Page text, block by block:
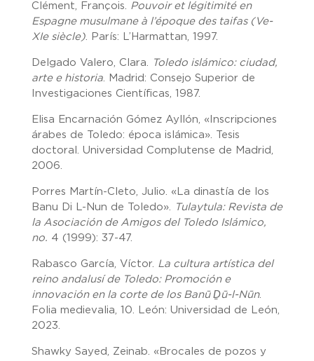
Clément, François. Pouvoir et légitimité en
Espagne musulmane à l’époque des taifas (Ve-
XIe siècle). París: L’Harmattan, 1997.
Delgado Valero, Clara. Toledo islámico: ciudad,
arte e historia. Madrid: Consejo Superior de
Investigaciones Científicas, 1987.
Elisa Encarnación Gómez Ayllón, «Inscripciones
árabes de Toledo: época islámica». Tesis
doctoral. Universidad Complutense de Madrid,
2006.
Porres Martín-Cleto, Julio. «La dinastía de los
Banu Di L-Nun de Toledo». Tulaytula: Revista de
la Asociación de Amigos del Toledo Islámico,
no. 4 (1999): 37-47.
Rabasco García, Víctor. La cultura artística del
reino andalusí de Toledo: Promoción e
innovación en la corte de los Banū Ḏū-l-Nūn.
Folia medievalia, 10. León: Universidad de León,
2023.
Shawky Sayed, Zeinab. «Brocales de pozos y